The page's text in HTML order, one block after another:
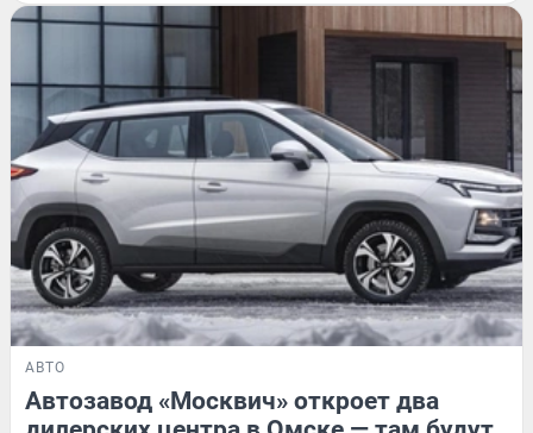
АВТО
Автозавод «Москвич» откроет два